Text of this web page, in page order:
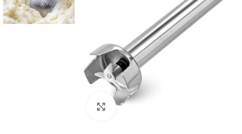
Κλικ για μεγέθυνση